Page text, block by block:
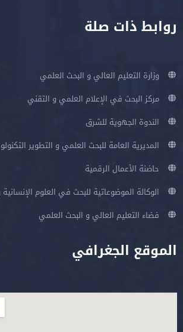
روابط ذات صلة
وزارة التعليم العالي و البحث العلمي
مركز البحث في الإعلام العلمي و التقني
الندوة الجهوية للشرق
المديرية العامة للبحث العلمي و التطوير
حاضنة الأعمال الرقمية
الوكالة الموضوعاتية للبحث في العلوم الإنسانية
فضاء التعليم العالي و البحث العلمي
الموقع الجغرافي